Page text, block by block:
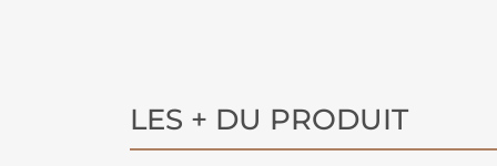
LES + DU PRODUIT